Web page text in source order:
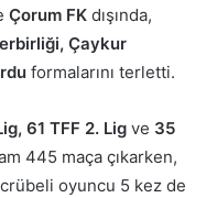
Çorum FK dışında,
Çaykur
formalarını terletti.
61 TFF 2. Lig ve 35
445 maça çıkarken,
oyuncu 5 kez de